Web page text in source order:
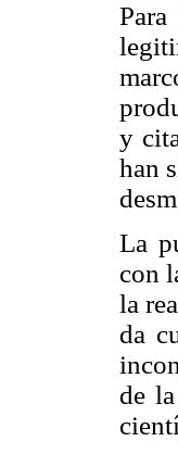
y
han
La
con
la
da
de